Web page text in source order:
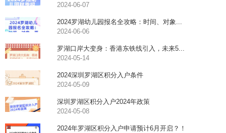
2024-06-07
2024罗湖幼儿园报名全攻略：时间、对象...
2024-06-06
罗湖口岸大变身：香港东铁线引入，未来5...
2024-05-14
2024深圳罗湖区积分入户条件
2024-05-09
深圳罗湖区积分入户2024年政策
2024-05-08
2024年罗湖区积分入户申请预计6月开启？！